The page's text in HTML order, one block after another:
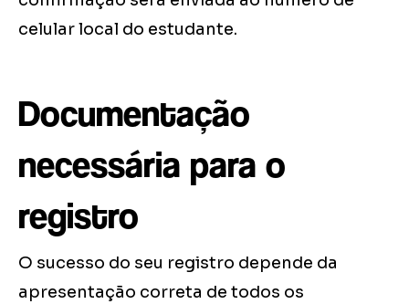
celular local do estudante.
Documentação
necessária para o
registro
O sucesso do seu registro depende da
apresentação correta de todos os